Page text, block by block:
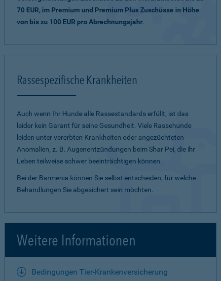
70 EUR, im Premium und Premium Plus Zuschüsse in Höhe
von bis zu 100 EUR pro Abrechnungsjahr.
Rassespezifische Krankheiten
Auch wenn Ihr Hunde alle Rassestandards erfüllt, ist das
leider kein Garant für seine Gesundheit. Viele Rassehunde
leiden unter vererbten Krankheiten oder angezüchteten
Anomalien, z. B. Augenentzündungen beim Shar Pei, die ihr
Leben teilweise schwer beeinträchtigen können.
Bei der Barmenia können Sie selbst entscheiden, für welche
Behandlungen Sie abgesichert sein möchten.
Weitere Informationen
Bedingungen Tier-Krankenversicherung